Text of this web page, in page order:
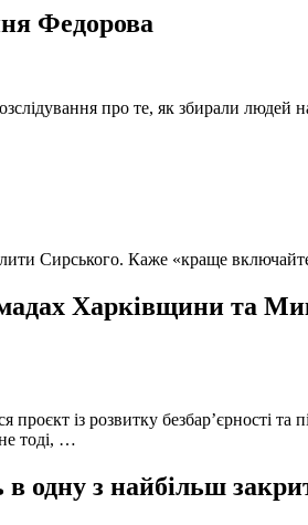
Федорова
про те, як збирали
Сирського. Каже «краще
Харківщини та
із розвитку безбар’єрності
тоді, …
одну з найбільш